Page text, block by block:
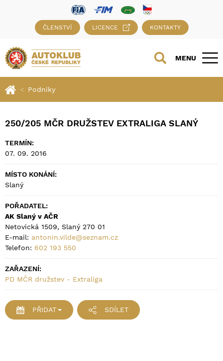
ČLENSTVÍ LICENCE KONTAKTY
MENU
Podniky
250/205 MČR DRUŽSTEV EXTRALIGA SLANÝ
TERMÍN:
07. 09. 2016
MÍSTO KONÁNÍ:
Slaný
POŘADATEL:
AK Slaný v AČR
Netovická 1509, Slaný 270 01
E-mail: antonin.vilde@seznam.cz
Telefon: 602 193 550
ZAŘAZENÍ:
PD MČR družstev - Extraliga
PŘIDAT SDÍLET